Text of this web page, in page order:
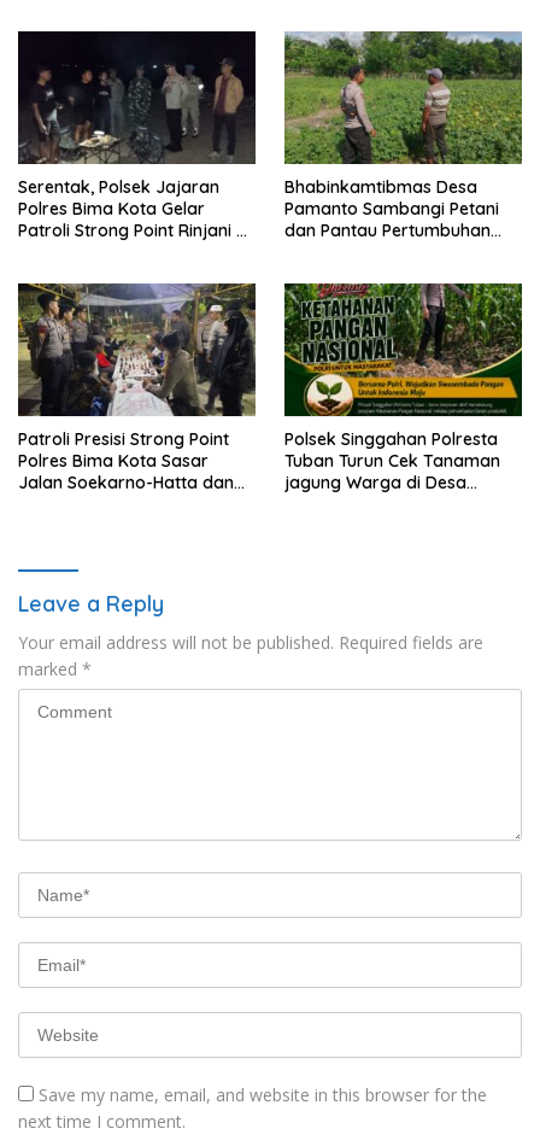
Suntuk”
Serentak, Polsek Jajaran
Polres Bima Kota Gelar
Patroli Strong Point Rinjani di
Bhabinkamtibmas Desa
Pamanto Sambangi Petani
dan Pantau Pertumbuhan
Patroli Presisi Strong Point
Polres Bima Kota Sasar
Jalan Soekarno-Hatta dan
Polsek Singgahan Polresta
Tuban Turun Cek Tanaman
jagung Warga di Desa
Leave a Reply
Your email address will not be published. Required fields are
marked *
Save my name, email, and website in this browser for the
next time I comment.